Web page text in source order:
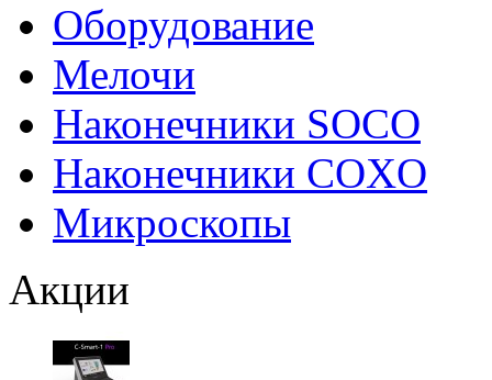
Оборудование
Мелочи
Наконечники SOCO
Наконечники COXO
Микроскопы
Акции